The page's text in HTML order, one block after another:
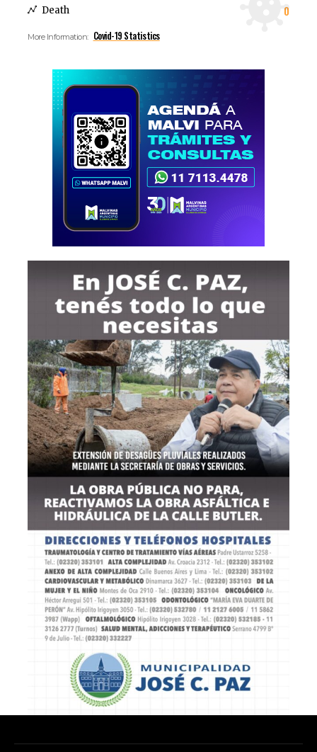
Death 0
More Information: Covid-19 Statistics